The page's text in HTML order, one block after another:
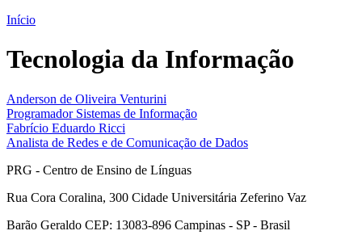
Início
Tecnologia da Informação
Anderson de Oliveira Venturini
Programador Sistemas de Informação
Fabrício Eduardo Ricci
Analista de Redes e de Comunicação de Dados
PRG - Centro de Ensino de Línguas
Rua Cora Coralina, 300 Cidade Universitária Zeferino Vaz
Barão Geraldo CEP: 13083-896 Campinas - SP - Brasil